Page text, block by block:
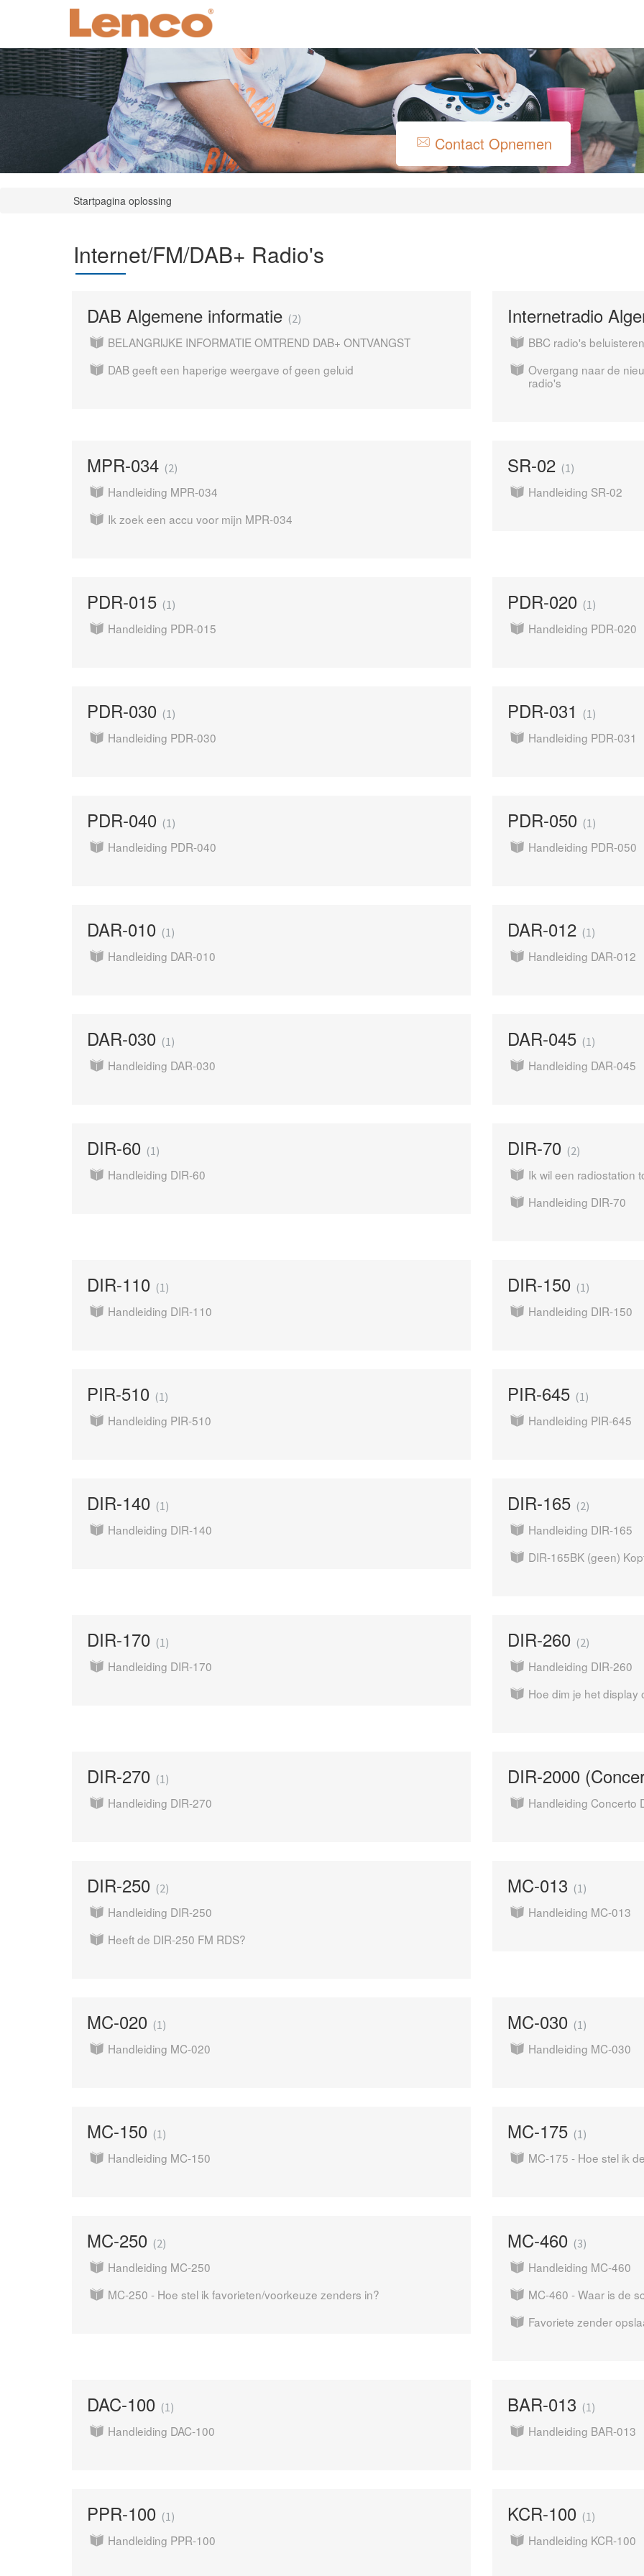
Contact Opnemen
Startpagina oplossing
Internet/FM/DAB+ Radio's
DAB Algemene informatie 2
BELANGRIJKE INFORMATIE OMTREND DAB+ ONTVANGST
DAB geeft een haperige weergave of geen geluid
Internetradio
BBC radio's
Overgang naar de
radio's
MPR-034 2
Handleiding MPR-034
Ik zoek een accu voor mijn MPR-034
SR-02 1
Handleiding SR-02
PDR-015 1
Handleiding PDR-015
PDR-020 1
Handleiding PDR-020
PDR-030 1
Handleiding PDR-030
PDR-031 1
Handleiding PDR-031
PDR-040 1
Handleiding PDR-040
PDR-050 1
Handleiding PDR-050
DAR-010 1
Handleiding DAR-010
DAR-012 1
Handleiding DAR-012
DAR-030 1
Handleiding DAR-030
DAR-045 1
Handleiding DAR-045
DIR-60 1
Handleiding DIR-60
DIR-70 2
Ik wil een radiostation
Handleiding DIR-70
DIR-110 1
Handleiding DIR-110
DIR-150 1
Handleiding DIR-150
PIR-510 1
Handleiding PIR-510
PIR-645 1
Handleiding PIR-645
DIR-140 1
Handleiding DIR-140
DIR-165 2
Handleiding DIR-165
DIR-165BK (geen)
DIR-170 1
Handleiding DIR-170
DIR-260 2
Handleiding DIR-260
Hoe dim je het display
DIR-270 1
Handleiding DIR-270
DIR-2000
Handleiding Concerto
DIR-250 2
Handleiding DIR-250
Heeft de DIR-250 FM RDS?
MC-013 1
Handleiding MC-013
MC-020 1
Handleiding MC-020
MC-030 1
Handleiding MC-030
MC-150 1
Handleiding MC-150
MC-175 1
MC-175 - Hoe stel ik
MC-250 2
Handleiding MC-250
MC-250 - Hoe stel ik favorieten/voorkeuze zenders in?
MC-460 3
Handleiding MC-460
MC-460 - Waar is de
Favoriete zender
DAC-100 1
Handleiding DAC-100
BAR-013 1
Handleiding BAR-013
PPR-100 1
Handleiding PPR-100
KCR-100 1
Handleiding KCR-100